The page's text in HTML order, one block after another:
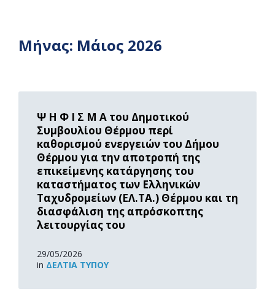
Μήνας: Μάιος 2026
Ψ Η Φ Ι Σ Μ Α του Δημοτικού
Συμβουλίου Θέρμου περί
καθορισμού ενεργειών του Δήμου
Θέρμου για την αποτροπή της
επικείμενης κατάργησης του
καταστήματος των Ελληνικών
Ταχυδρομείων (ΕΛ.ΤΑ.) Θέρμου και τη
διασφάλιση της απρόσκοπτης
λειτουργίας του
29/05/2026
in ΔΕΛΤΊΑ ΤΎΠΟΥ
Read